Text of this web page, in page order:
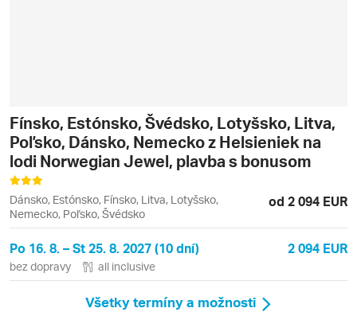
Fínsko, Estónsko, Švédsko, Lotyšsko, Litva,
Poľsko, Dánsko, Nemecko z Helsieniek na
lodi Norwegian Jewel, plavba s bonusom
Dánsko, Estónsko, Fínsko, Litva, Lotyšsko,
Nemecko, Poľsko, Švédsko
od 2 094 EUR
Po 16. 8. – St 25. 8. 2027 (10 dní) 2 094 EUR
bez dopravy all inclusive
Všetky termíny a možnosti